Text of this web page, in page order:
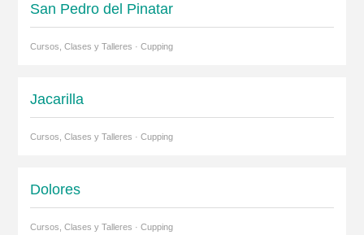
San Pedro del Pinatar
Cursos, Clases y Talleres · Cupping
Jacarilla
Cursos, Clases y Talleres · Cupping
Dolores
Cursos, Clases y Talleres · Cupping